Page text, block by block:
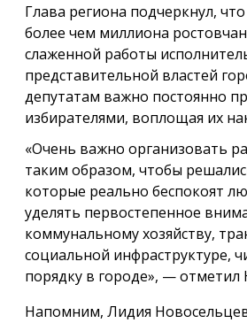
Глава региона подчеркнул,
более чем миллиона
слаженной работы
представительной властей
депутатам важно постоянно
избирателями, воплощая их
«Очень важно организовать
таким образом, чтобы
которые реально беспокоят
уделять первостепенное
коммунальному хозяйству,
социальной инфраструктуре,
порядку в городе», —
Напомним, Лидия